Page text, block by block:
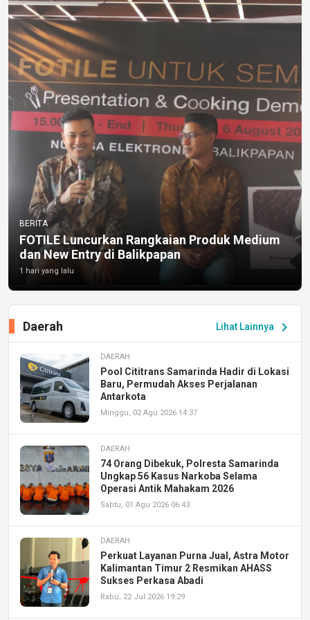
BERITA
FOTILE Luncurkan Rangkaian Produk Medium
dan New Entry di Balikpapan
1 hari yang lalu
Lihat Lainnya chevron_right
Daerah
DAERAH
Pool Cititrans Samarinda Hadir di Lokasi
Baru, Permudah Akses Perjalanan
Antarkota
Minggu, 02 Agu 2026 14:37
DAERAH
74 Orang Dibekuk, Polresta Samarinda
Ungkap 56 Kasus Narkoba Selama
Operasi Antik Mahakam 2026
Sabtu, 01 Agu 2026 06:43
DAERAH
Perkuat Layanan Purna Jual, Astra Motor
Kalimantan Timur 2 Resmikan AHASS
Sukses Perkasa Abadi
Rabu, 22 Jul 2026 19:29